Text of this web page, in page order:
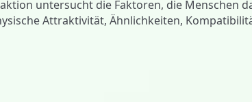
untersucht die Faktoren, die Menschen
Attraktivität, Ähnlichkeiten,